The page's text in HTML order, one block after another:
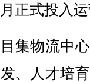
正式投入
物流中
、人才培